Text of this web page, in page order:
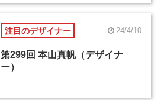
注目のデザイナー 24/4/10
第299回 本山真帆（デザイナ
ー）